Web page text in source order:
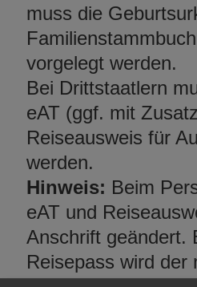
muss die
vorgelegt werden.
Bei Drittstaatlern
eAT (ggf. mit
Reiseausweis für
werden.
Hinweis: Beim
eAT und
Anschrift geändert.
Reisepass wird der